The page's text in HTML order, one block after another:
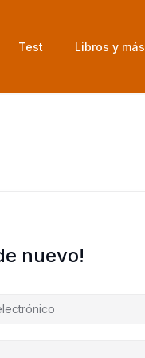
Test Libros y más
nuevo!